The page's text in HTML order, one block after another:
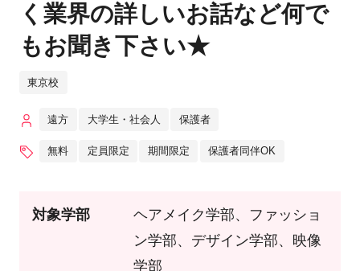
く業界の詳しいお話など何で
もお聞き下さい★
東京校
遠方 大学生・社会人 保護者
無料 定員限定 期間限定 保護者同伴OK
対象学部
ヘアメイク学部、ファッショ
ン学部、デザイン学部、映像
学部